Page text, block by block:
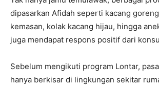
dipasarkan Afidah seperti kacang
kemasan, kolak kacang hijau, hingga
juga mendapat respons positif dari
Sebelum mengikuti program Lontar,
hanya berkisar di lingkungan sekitar